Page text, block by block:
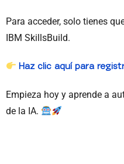
Para acceder, solo tienes
IBM SkillsBuild.
Haz clic aquí para
Empieza hoy y aprende a
de la IA.